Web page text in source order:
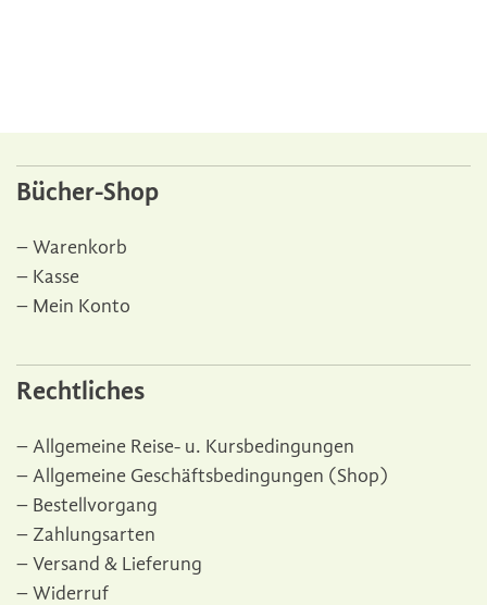
Bücher-Shop
Warenkorb
Kasse
Mein Konto
Rechtliches
Allgemeine Reise- u. Kursbedingungen
Allgemeine Geschäftsbedingungen (Shop)
Bestellvorgang
Zahlungsarten
Versand & Lieferung
Widerruf